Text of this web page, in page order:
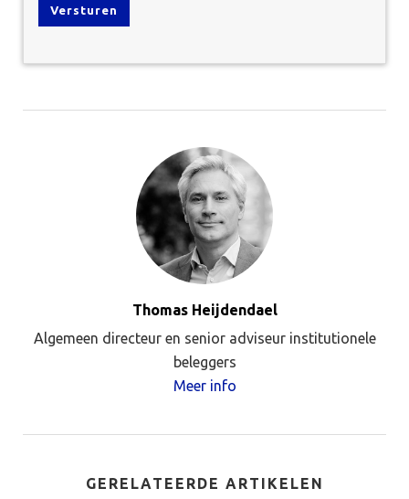
Thomas Heijdendael
Algemeen directeur en senior adviseur institutionele
beleggers
Meer info
GERELATEERDE ARTIKELEN